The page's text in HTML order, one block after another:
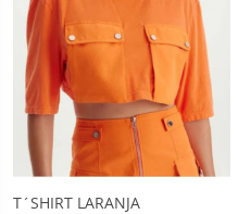
T´SHIRT LARANJA